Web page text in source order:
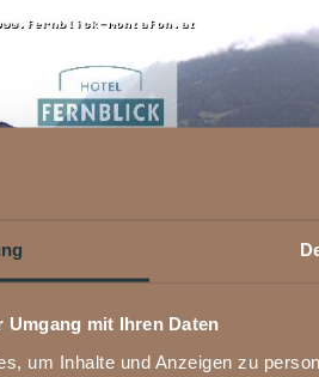
mit Ihren Daten
um Inhalte und Anzeigen zu